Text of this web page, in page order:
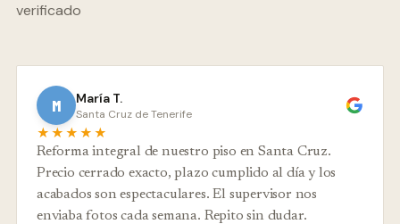
verificado
M María T.
Santa Cruz de Tenerife
★★★★★
Reforma integral de nuestro piso en Santa Cruz.
Precio cerrado exacto, plazo cumplido al día y los
acabados son espectaculares. El supervisor nos
enviaba fotos cada semana. Repito sin dudar.